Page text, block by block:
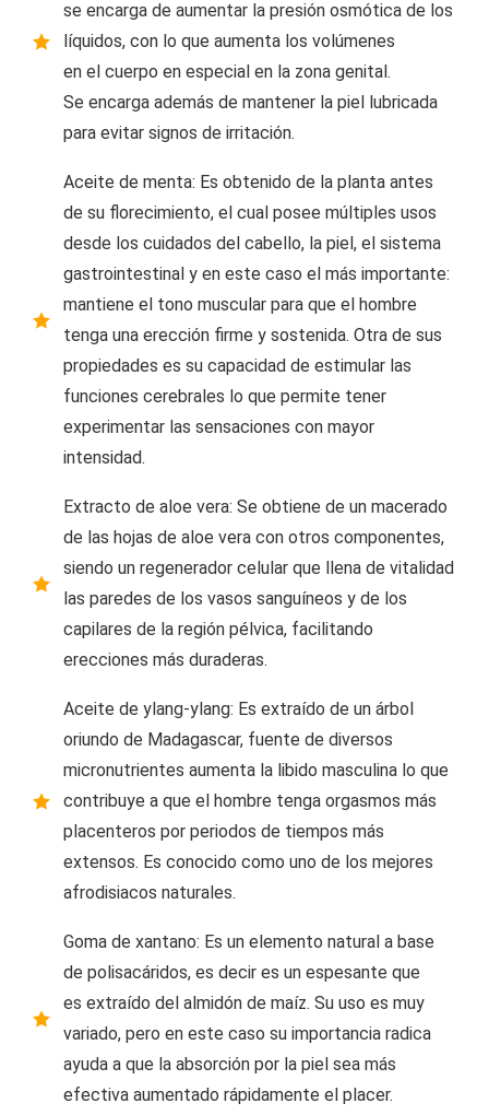
se encarga de aumentar la presión osmótica de los
líquidos, con lo que aumenta los volúmenes
en el cuerpo en especial en la zona genital.
Se encarga además de mantener la piel lubricada
para evitar signos de irritación.
Aceite de menta: Es obtenido de la planta antes
de su florecimiento, el cual posee múltiples usos
desde los cuidados del cabello, la piel, el sistema
gastrointestinal y en este caso el más importante:
mantiene el tono muscular para que el hombre
tenga una erección firme y sostenida. Otra de sus
propiedades es su capacidad de estimular las
funciones cerebrales lo que permite tener
experimentar las sensaciones con mayor
intensidad.
Extracto de aloe vera: Se obtiene de un macerado
de las hojas de aloe vera con otros componentes,
siendo un regenerador celular que llena de vitalidad
las paredes de los vasos sanguíneos y de los
capilares de la región pélvica, facilitando
erecciones más duraderas.
Aceite de ylang-ylang: Es extraído de un árbol
oriundo de Madagascar, fuente de diversos
micronutrientes aumenta la libido masculina lo que
contribuye a que el hombre tenga orgasmos más
placenteros por periodos de tiempos más
extensos. Es conocido como uno de los mejores
afrodisiacos naturales.
Goma de xantano: Es un elemento natural a base
de polisacáridos, es decir es un espesante que
es extraído del almidón de maíz. Su uso es muy
variado, pero en este caso su importancia radica
ayuda a que la absorción por la piel sea más
efectiva aumentado rápidamente el placer.